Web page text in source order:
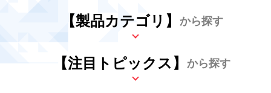
【製品カテゴリ】 から探す
【注目トピックス】 から探す